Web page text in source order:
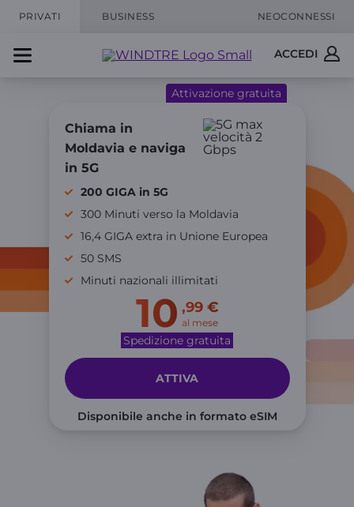
PRIVATI BUSINESS NEOCONNESSI
ACCEDI
Attivazione gratuita
Chiama in
Moldavia e naviga
in 5G
200 GIGA in 5G
300 Minuti verso la Moldavia
16,4 GIGA extra in Unione Europea
50 SMS
Minuti nazionali illimitati
10 ,99 €
al mese
Spedizione gratuita
ATTIVA
Disponibile anche in formato eSIM